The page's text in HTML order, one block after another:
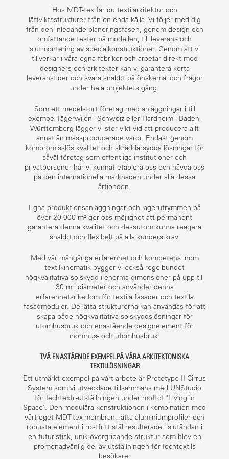
Hos MDT-tex får du textilarkitektur och
lättviktsstrukturer från en enda källa. Vi följer med dig
från den inledande planeringsfasen, genom design och
omfattande tester på modellen, till leverans och
slutmontering av specialkonstruktioner. Genom att vi
tillverkar i våra egna fabriker och arbetar direkt med
designers och arkitekter kan vi garantera korta
leveranstider och svara snabbt på önskemål och frågor
under hela projektets gång.
Som ett medelstort företag med anläggningar i till
exempel Tägerwilen i Schweiz eller Hardheim i Baden-
Württemberg lägger vi stor vikt vid att producera allt
annat än massproducerade varor. Endast genom
kompromisslös kvalitet och skräddarsydda lösningar för
såväl företag som offentliga institutioner och
privatpersoner har vi kunnat etablera oss och hävda oss
på den internationella marknaden under alla dessa
årtionden.
Egna produktionsanläggningar och lagerutrymmen på
över 20 000 m² ger oss möjlighet att permanent
garantera denna kvalitet och dessutom kunna reagera
snabbt och flexibelt på alla kunders krav.
Med vår mångåriga erfarenhet och kompetens inom
textilkinematik bygger vi också regelbundet
högkvalitativa solskydd i enorma dimensioner på upp till
30 m i diameter och använder denna
erfarenhetsrikedom för textila fasader och textila
fasadmoduler. De lätta strukturerna kan användas för att
skapa både högkvalitativa solskyddslösningar för
utomhusbruk och enastående designelement för
inomhus- och utomhusbruk.
TVÅ ENASTÅENDE EXEMPEL PÅ VÅRA ARKITEKTONISKA
TEXTILLÖSNINGAR
Ett utmärkt exempel på vårt arbete är Prototype II Cirrus
System som vi utvecklade tillsammans med UNStudio
för Techtextil-utställningen under mottot "Living in
Space". Den modulära konstruktionen i kombination med
vårt eget MDT-tex-membran, lätta aluminiumprofiler och
robusta element i rostfritt stål resulterade i slutändan i
en futuristisk, unik övergripande struktur som blev en
promenadvänlig del av utställningen för Techtextils
besökare.